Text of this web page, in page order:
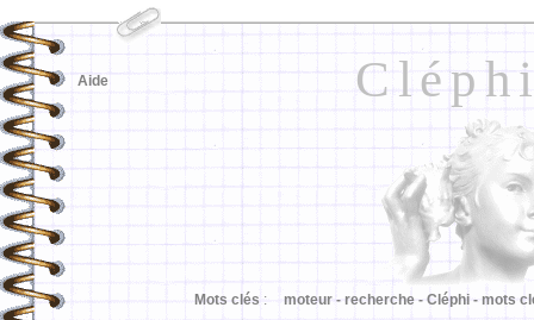
Aide
Mots clés : moteur - recherche - Cléphi - mots